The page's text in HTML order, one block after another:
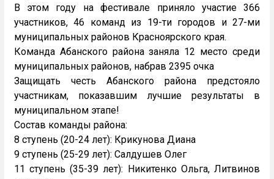
В этом году на фестивале приняло участие 366
участников, 46 команд из 19-ти городов и 27-ми
муниципальных районов Красноярского края.
Команда Абанского района заняла 12 место среди
муниципальных районов, набрав 2395 очка
Защищать честь Абанского района предстояло
участникам, показавшим лучшие результаты в
муниципальном этапе!
Состав команды района:
8 ступень (20-24 лет): Крикунова Диана
9 ступень (25-29 лет): Салдушев Олег
11 ступень (35-39 лет): Никитенко Ольга, Литвинов